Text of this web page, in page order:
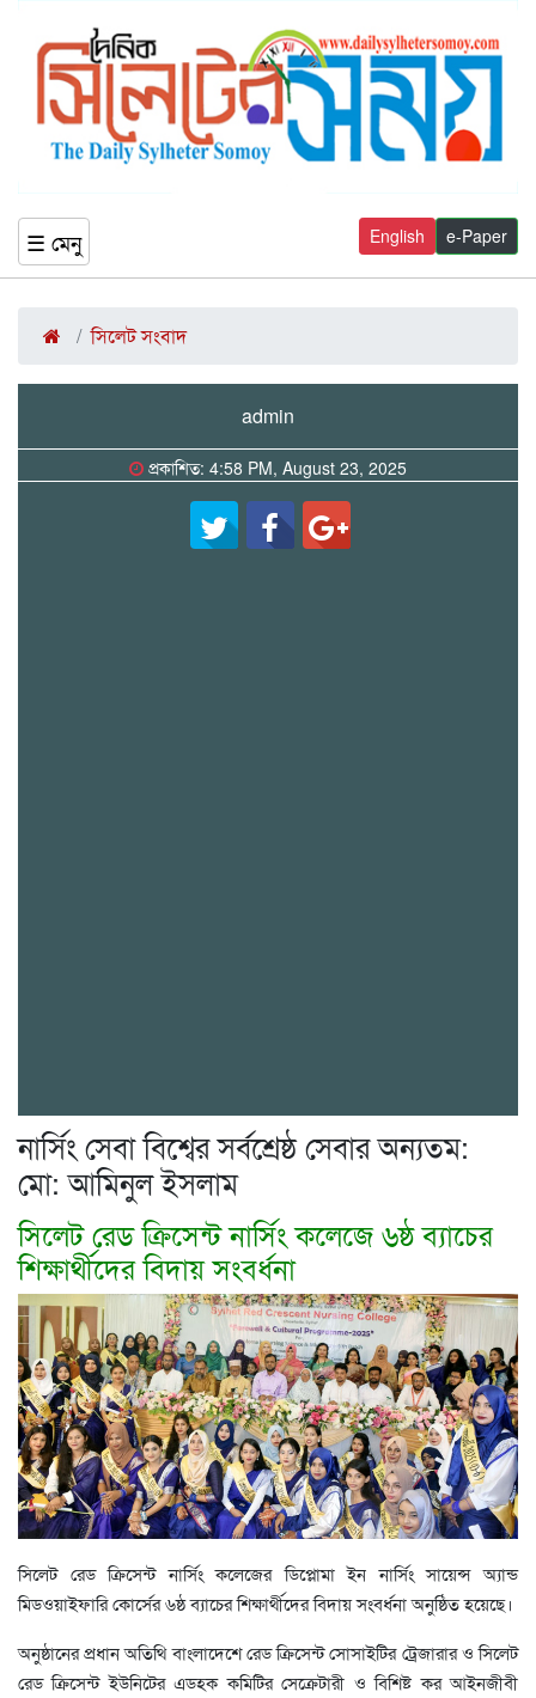
☰ মেনু e-Paper
English
সিলেট সংবাদ
admin
প্রকাশিত: 4:58 PM, August 23, 2025
নার্সিং সেবা বিশ্বের সর্বশ্রেষ্ঠ সেবার অন্যতম:
মো: আমিনুল ইসলাম
সিলেট রেড ক্রিসেন্ট নার্সিং কলেজে ৬ষ্ঠ ব্যাচের
শিক্ষার্থীদের বিদায় সংবর্ধনা
সিলেট রেড ক্রিসেন্ট নার্সিং কলেজের ডিপ্লোমা ইন নার্সিং সায়েন্স অ্যান্ড
মিডওয়াইফারি কোর্সের ৬ষ্ঠ ব্যাচের শিক্ষার্থীদের বিদায় সংবর্ধনা অনুষ্ঠিত হয়েছে।
অনুষ্ঠানের প্রধান অতিথি বাংলাদেশে রেড ক্রিসেন্ট সোসাইটির ট্রেজারার ও সিলেট
রেড ক্রিসেন্ট ইউনিটের এডহক কমিটির সেক্রেটারী ও বিশিষ্ট কর আইনজীবী